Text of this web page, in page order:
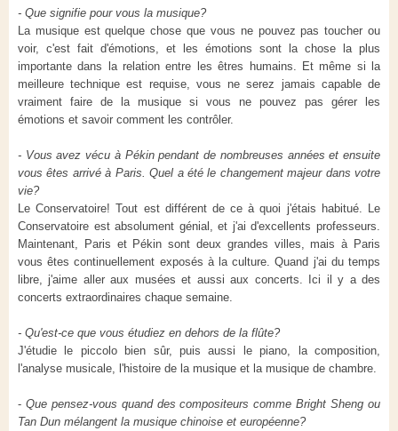
- Que signifie pour vous la musique?
La musique est quelque chose que vous ne pouvez pas toucher ou
voir, c'est fait d'émotions, et les émotions sont la chose la plus
importante dans la relation entre les êtres humains. Et même si la
meilleure technique est requise, vous ne serez jamais capable de
vraiment faire de la musique si vous ne pouvez pas gérer les
émotions et savoir comment les contrôler.
- Vous avez vécu à Pékin pendant de nombreuses années et ensuite
vous êtes arrivé à Paris. Quel a été le changement majeur dans votre
vie?
Le Conservatoire! Tout est différent de ce à quoi j'étais habitué. Le
Conservatoire est absolument génial, et j'ai d'excellents professeurs.
Maintenant, Paris et Pékin sont deux grandes villes, mais à Paris
vous êtes continuellement exposés à la culture. Quand j'ai du temps
libre, j'aime aller aux musées et aussi aux concerts. Ici il y a des
concerts extraordinaires chaque semaine.
- Qu'est-ce que vous étudiez en dehors de la flûte?
J'étudie le piccolo bien sûr, puis aussi le piano, la composition,
l'analyse musicale, l'histoire de la musique et la musique de chambre.
- Que pensez-vous quand des compositeurs comme Bright Sheng ou
Tan Dun mélangent la musique chinoise et européenne?